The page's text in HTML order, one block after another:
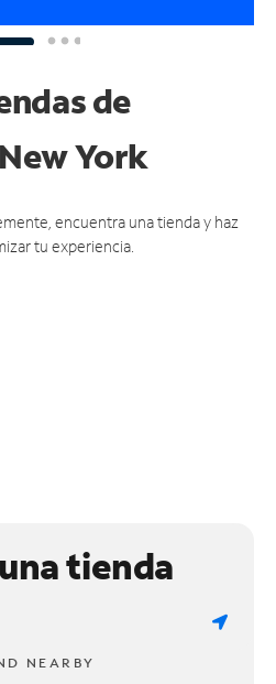
de
York
encuentra una tienda y haz
tu experiencia.
tienda
NEARBY